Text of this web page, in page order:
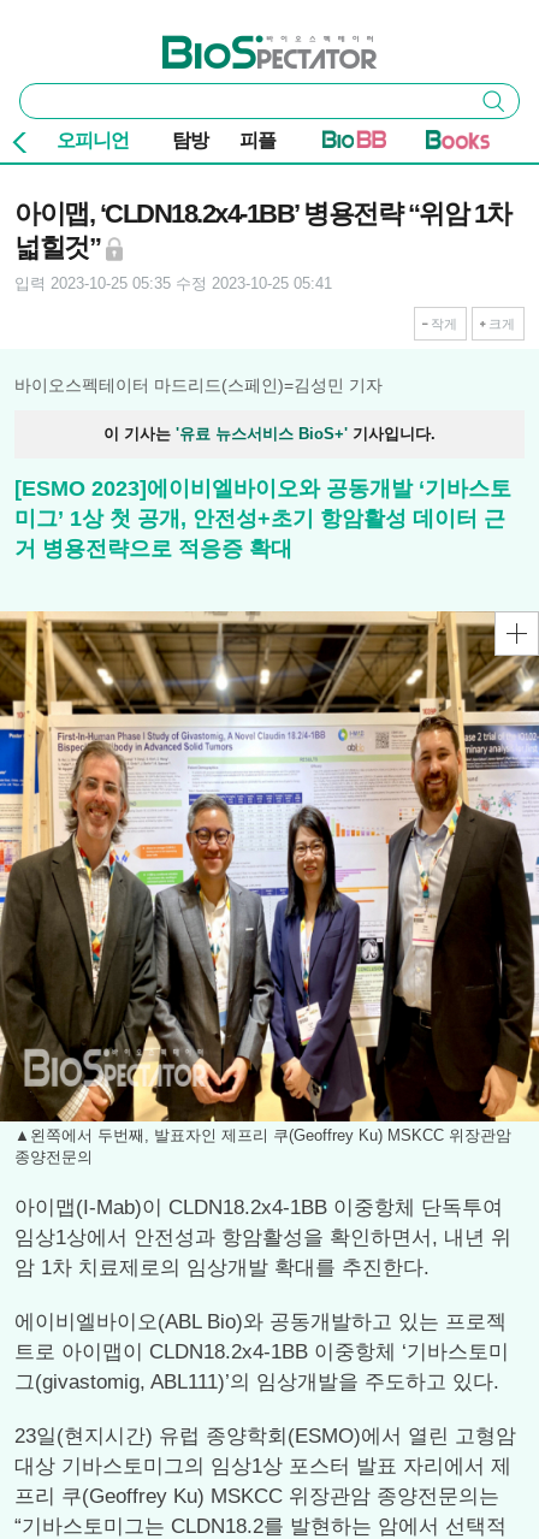
바이오스펙테이터
통
합
검
색
검색
오피니언 탐방 피플
아이맵, ‘CLDN18.2x4-1BB’ 병용전략 “위암 1차
넓힐것”
입력 2023-10-25 05:35 수정 2023-10-25 05:41
작게 크게
바이오스펙테이터 마드리드(스페인)=김성민 기자
이 기사는 '유료 뉴스서비스 BioS+' 기사입니다.
[ESMO 2023]에이비엘바이오와 공동개발 ‘기바스토
미그’ 1상 첫 공개, 안전성+초기 항암활성 데이터 근
거 병용전략으로 적응증 확대
▲왼쪽에서 두번째, 발표자인 제프리 쿠(Geoffrey Ku) MSKCC 위장관암
종양전문의
아이맵(I-Mab)이 CLDN18.2x4-1BB 이중항체 단독투여
임상1상에서 안전성과 항암활성을 확인하면서, 내년 위
암 1차 치료제로의 임상개발 확대를 추진한다.
에이비엘바이오(ABL Bio)와 공동개발하고 있는 프로젝
트로 아이맵이 CLDN18.2x4-1BB 이중항체 ‘기바스토미
그(givastomig, ABL111)’의 임상개발을 주도하고 있다.
23일(현지시간) 유럽 종양학회(ESMO)에서 열린 고형암
대상 기바스토미그의 임상1상 포스터 발표 자리에서 제
프리 쿠(Geoffrey Ku) MSKCC 위장관암 종양전문의는
“기바스토미그는 CLDN18.2를 발현하는 암에서 선택적